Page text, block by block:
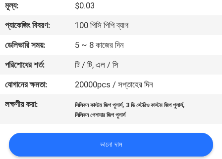
মান
নিয়ন্ত্রণ
যোগাযোগ
করুন
উদ্ধৃতির
আবেদন
মূল্য:
$0.03
প্যাকেজিং বিবরণ:
100 পিসি পিপি ব্যাগ
ডেলিভারি সময়:
5 ~ 8 কাজের দিন
পরিশোধের শর্ত:
টি / টি, এল / সি
যোগানের ক্ষমতা:
20000pcs / সপ্তাহের দিন
লক্ষণীয় করা:
সিলিকন কাস্টম জিপ পুলার্স, 3 ডি স্টেরিও কাস্টম জিপ পুলার্স,
সিলিকন পেশাদার জিপ পুলার্স
ভালো দাম